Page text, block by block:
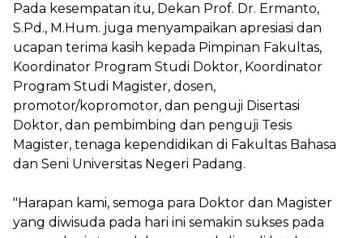
Pada kesempatan itu, Dekan Prof. Dr. Ermanto,
S.Pd., M.Hum. juga menyampaikan apresiasi dan
ucapan terima kasih kepada Pimpinan Fakultas,
Koordinator Program Studi Doktor, Koordinator
Program Studi Magister, dosen,
promotor/kopromotor, dan penguji Disertasi
Doktor, dan pembimbing dan penguji Tesis
Magister, tenaga kependidikan di Fakultas Bahasa
dan Seni Universitas Negeri Padang.
"Harapan kami, semoga para Doktor dan Magister
yang diwisuda pada hari ini semakin sukses pada